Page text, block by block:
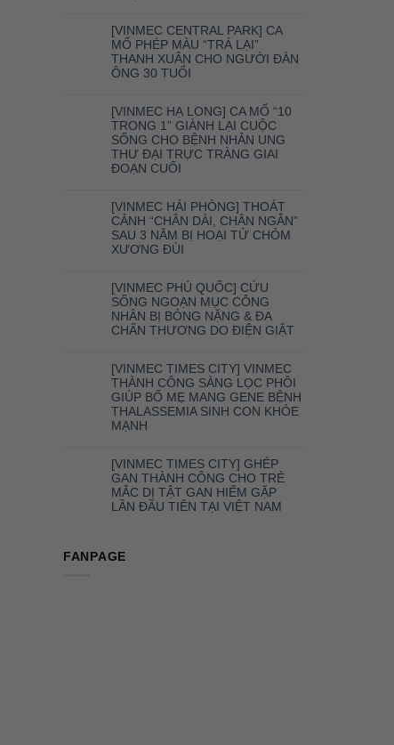
[VINMEC CENTRAL PARK] CA
MỔ PHÉP MÀU “TRẢ LẠI”
THANH XUÂN CHO NGƯỜI ĐÀN
ÔNG 30 TUỔI
[VINMEC HẠ LONG] CA MỔ “10
TRONG 1” GIÀNH LẠI CUỘC
SỐNG CHO BỆNH NHÂN UNG
THƯ ĐẠI TRỰC TRÀNG GIAI
ĐOẠN CUỐI
[VINMEC HẢI PHÒNG] THOÁT
CẢNH “CHÂN DÀI, CHÂN NGẮN”
SAU 3 NĂM BỊ HOẠI TỬ CHỎM
XƯƠNG ĐÙI
[VINMEC PHÚ QUỐC] CỨU
SỐNG NGOẠN MỤC CÔNG
NHÂN BỊ BỎNG NẶNG & ĐA
CHẤN THƯƠNG DO ĐIỆN GIẬT
[VINMEC TIMES CITY] VINMEC
THÀNH CÔNG SÀNG LỌC PHÔI
GIÚP BỐ MẸ MANG GENE BỆNH
THALASSEMIA SINH CON KHỎE
MẠNH
[VINMEC TIMES CITY] GHÉP
GAN THÀNH CÔNG CHO TRẺ
MẮC DỊ TẬT GAN HIẾM GẶP
LẦN ĐẦU TIÊN TẠI VIỆT NAM
FANPAGE